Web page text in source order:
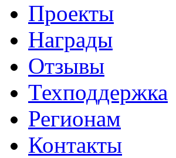
Проекты
Награды
Отзывы
Техподдержка
Регионам
Контакты